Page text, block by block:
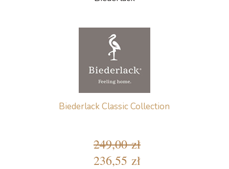
Biederlack Classic Collection
249,00 zł
236,55 zł